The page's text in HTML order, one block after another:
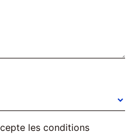
les conditions